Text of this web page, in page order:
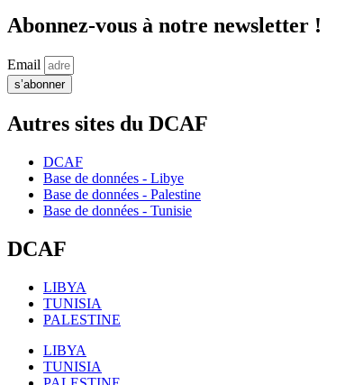
Abonnez-vous à notre newsletter !
Email
s’abonner
Autres sites du DCAF
DCAF
Base de données - Libye
Base de données - Palestine
Base de données - Tunisie
DCAF
LIBYA
TUNISIA
PALESTINE
LIBYA
TUNISIA